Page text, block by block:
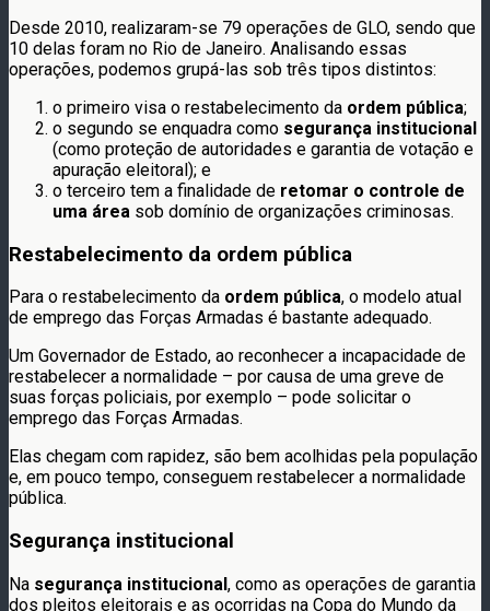
Desde 2010, realizaram-se 79 operações de GLO, sendo que
10 delas foram no Rio de Janeiro. Analisando essas
operações, podemos grupá-las sob três tipos distintos:
o primeiro visa o restabelecimento da ordem pública;
o segundo se enquadra como segurança institucional
(como proteção de autoridades e garantia de votação e
apuração eleitoral); e
o terceiro tem a finalidade de retomar o controle de
uma área sob domínio de organizações criminosas.
Restabelecimento da ordem pública
Para o restabelecimento da ordem pública, o modelo atual
de emprego das Forças Armadas é bastante adequado.
Um Governador de Estado, ao reconhecer a incapacidade de
restabelecer a normalidade – por causa de uma greve de
suas forças policiais, por exemplo – pode solicitar o
emprego das Forças Armadas.
Elas chegam com rapidez, são bem acolhidas pela população
e, em pouco tempo, conseguem restabelecer a normalidade
pública.
Segurança institucional
Na segurança institucional, como as operações de garantia
dos pleitos eleitorais e as ocorridas na Copa do Mundo da